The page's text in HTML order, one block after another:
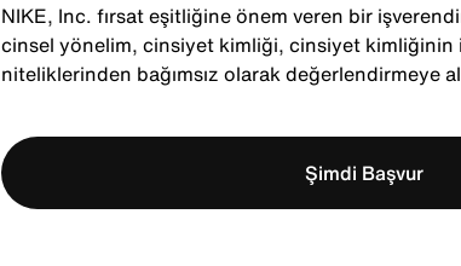
NIKE, Inc. fırsat eşitliğine önem veren bir
cinsel yönelim, cinsiyet kimliği, cinsiyet
niteliklerinden bağımsız olarak değerlendirmeye
Şimdi Başvur